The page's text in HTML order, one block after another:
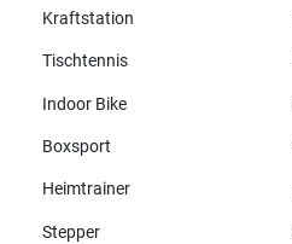
Kraftstation
Tischtennis
Indoor Bike
Boxsport
Heimtrainer
Stepper